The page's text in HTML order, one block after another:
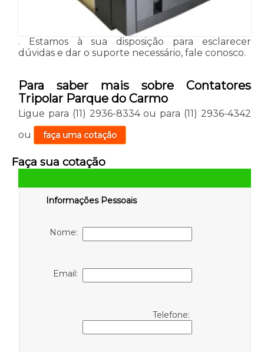
. Estamos à sua disposição para esclarecer
dúvidas e dar o suporte necessário, fale conosco.
Para saber mais sobre Contatores
Tripolar Parque do Carmo
Ligue para (11) 2936-8334ou para (11) 2936-4342
ou
faça uma cotação
Faça sua cotação
Informações Pessoais
Nome:
Email:
Telefone: